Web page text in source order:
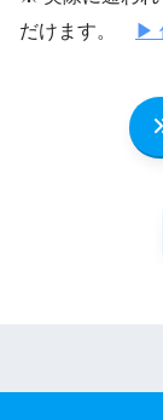
だけます。
▶